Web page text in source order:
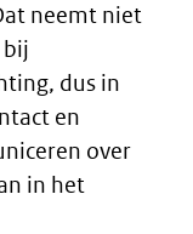
neemt niet
bij
dus in
en
over
in het